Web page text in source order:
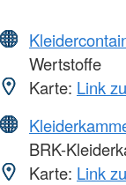
Wertstoffe
Karte: Link
BRK-
Karte: Link